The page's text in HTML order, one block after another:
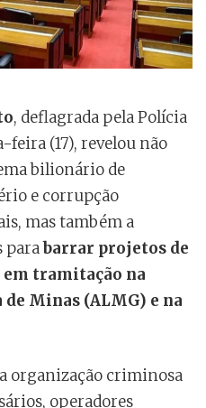
, deflagrada pela Polícia
feira (17), revelou não
bilionário de
e corrupção
mas também a
parabarrar projetos de
tramitação na
Minas (ALMG) e na
organização criminosa
operadores